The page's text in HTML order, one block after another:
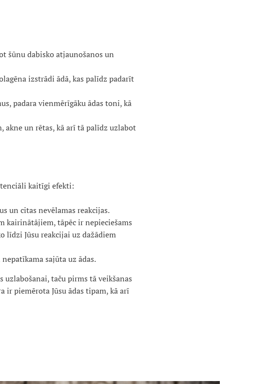
šūnu dabisko atjaunošanos un
izstrādi ādā, kas palīdz padarīt
padara vienmērīgāku ādas toni, kā
akne un rētas, kā arī tā palīdz uzlabot
kaitīgi efekti:
un citas nevēlamas reakcijas.
kairinātājiem, tāpēc ir nepieciešams
līdzi Jūsu reakcijai uz dažādiem
sajūta uz ādas.
taču pirms tā veikšanas
ir piemērota Jūsu ādas tipam, kā arī